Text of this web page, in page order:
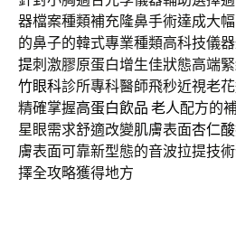
器檔案種類補充隆鼻手術達成大
的鼻子的韓式專業種類高科技儀
提刺激膠原蛋白增生佳狀態高端
竹眼科診所專科醫師飛秒近視老
精確掌握高蛋白飲品 老人配方的
星眼需求舒適改變肌膚表面杏仁酸
膚表面可靠新型態的音波拉提技術
擇全攻略獲得地方